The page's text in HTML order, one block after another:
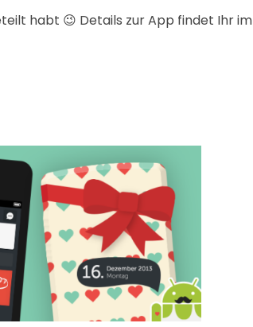
habt 😉 Details zur App findet Ihr im